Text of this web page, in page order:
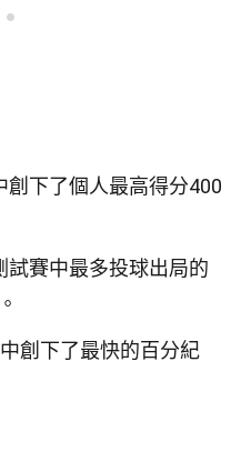
創下了個人最高得分400
試賽中最多投球出局的
創下了最快的百分紀